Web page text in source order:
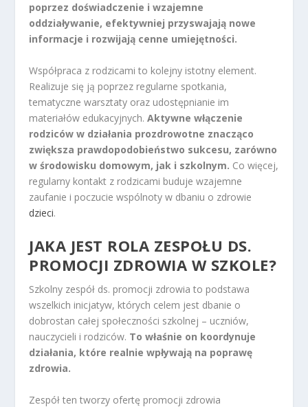
poprzez doświadczenie i wzajemne
oddziaływanie, efektywniej przyswajają nowe
informacje i rozwijają cenne umiejętności.
Współpraca z rodzicami to kolejny istotny element.
Realizuje się ją poprzez regularne spotkania,
tematyczne warsztaty oraz udostępnianie im
materiałów edukacyjnych.Aktywne włączenie
rodziców w działania prozdrowotne znacząco
zwiększa prawdopodobieństwo sukcesu, zarówno
w środowisku domowym, jak i szkolnym. Co więcej,
regularny kontakt z rodzicami buduje wzajemne
zaufanie i poczucie wspólnoty w dbaniu o zdrowie
dzieci.
JAKA JEST ROLA ZESPOŁU DS.
PROMOCJI ZDROWIA W SZKOLE?
Szkolny zespół ds. promocji zdrowia to podstawa
wszelkich inicjatyw, których celem jest dbanie o
dobrostan całej społeczności szkolnej – uczniów,
nauczycieli i rodziców. To właśnie on koordynuje
działania, które realnie wpływają na poprawę
zdrowia.
Zespół ten tworzy ofertę promocji zdrowia